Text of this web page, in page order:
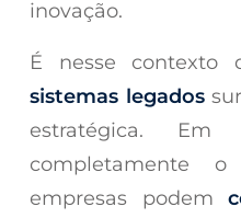
inovação.
É nesse contexto
sistemas legados
estratégica.
completamente
empresas podem